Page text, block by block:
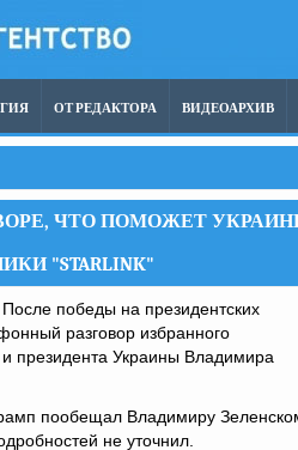
ОТ РЕДАКТОРА ВИДЕОАРХИВ
ЧТО ПОМОЖЕТ
"STARLINK"
. После победы на президентских
разговор избранного
президента Украины Владимира
пообещал Владимиру
не уточнил.